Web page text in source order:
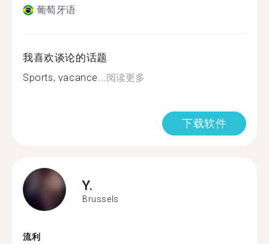
葡萄牙语
我喜欢谈论的话题
Sports, vacance...阅读更多
下载软件
Y.
Brussels
流利